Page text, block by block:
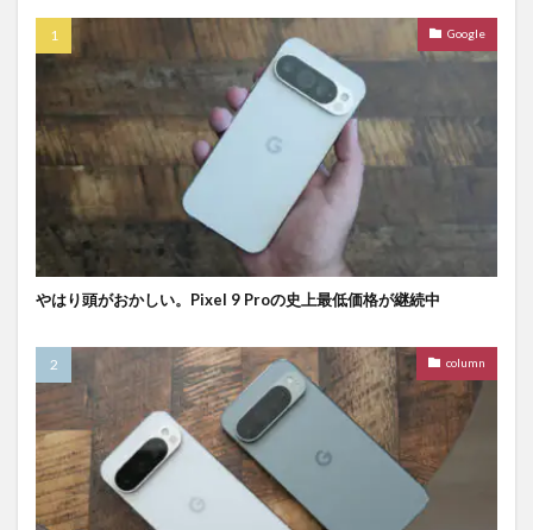
Google
やはり頭がおかしい。Pixel 9 Proの史上最低価格が継続中
column